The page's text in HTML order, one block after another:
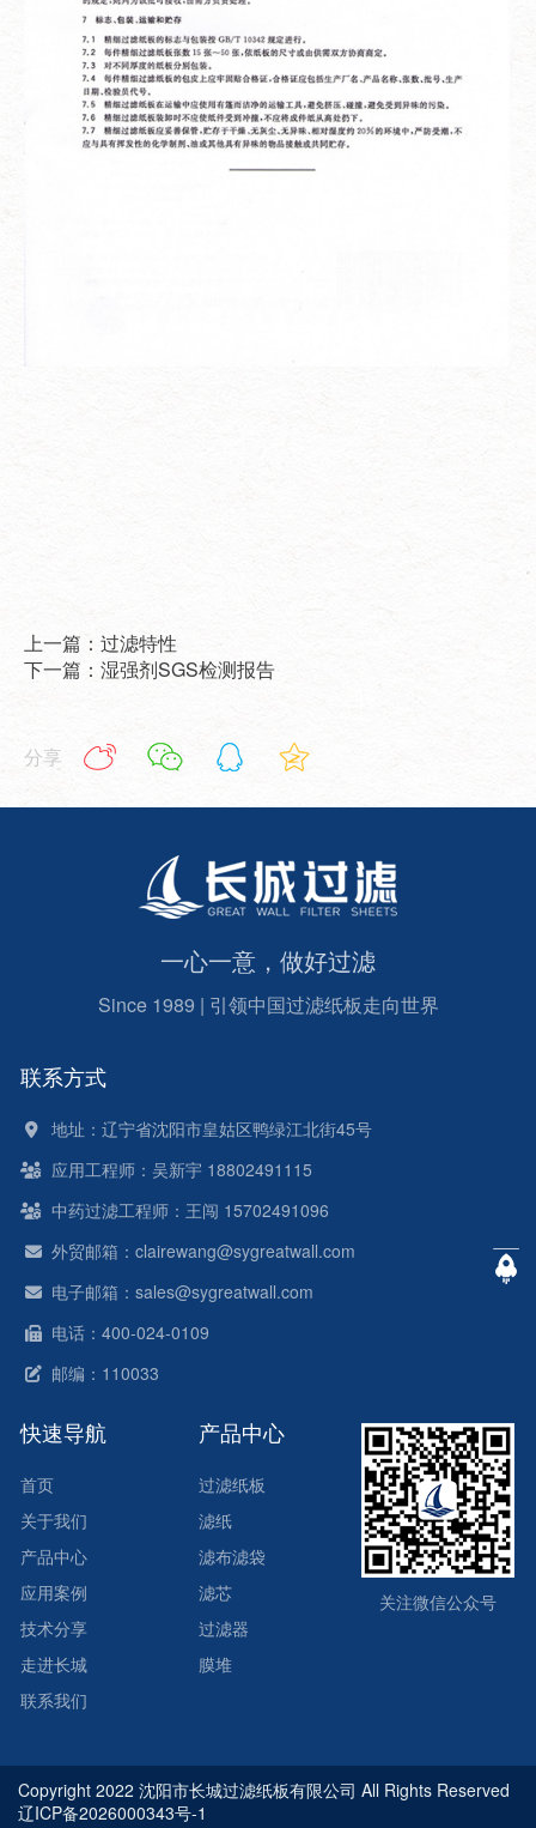
上一篇：过滤特性
下一篇：湿强剂SGS检测报告
分享
一心一意，做好过滤
Since 1989 | 引领中国过滤纸板走向世界
联系方式
地址：辽宁省沈阳市皇姑区鸭绿江北街45号
应用工程师：吴新宇 18802491115
中药过滤工程师：王闯 15702491096
外贸邮箱：clairewang@sygreatwall.com
电子邮箱：sales@sygreatwall.com
电话：400-024-0109
邮编：110033
快速导航
首页
关于我们
产品中心
应用案例
技术分享
走进长城
联系我们
产品中心
过滤纸板
滤纸
滤布滤袋
滤芯
过滤器
膜堆
关注微信公众号
Copyright 2022 沈阳市长城过滤纸板有限公司 All Rights Reserved
辽ICP备2026000343号-1